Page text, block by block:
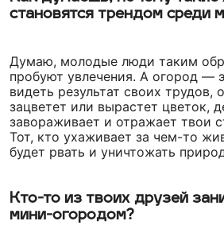
становятся трендом среди
Думаю, молодые люди таким
пробуют увлечения. А огород —
видеть результат своих трудов,
зацветет или вырастет цветок,
завораживает и отражает твои
Тот, кто ухаживает за чем-то
будет рвать и уничтожать
Кто-то из твоих друзей
мини-огородом?